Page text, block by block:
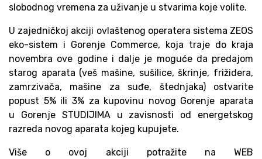
slobodnog vremena za uživanje u stvarima koje volite.
U zajedničkoj akciji ovlaštenog operatera sistema ZEOS
eko-sistem i Gorenje Commerce, koja traje do kraja
novembra ove godine i dalje je moguće da predajom
starog aparata (veš mašine, sušilice, škrinje, frižidera,
zamrzivača, mašine za suđe, štednjaka) ostvarite
popust 5% ili 3% za kupovinu novog Gorenje aparata
u Gorenje STUDIJIMA u zavisnosti od energetskog
razreda novog aparata kojeg kupujete.
Više o ovoj akciji potražite na WEB